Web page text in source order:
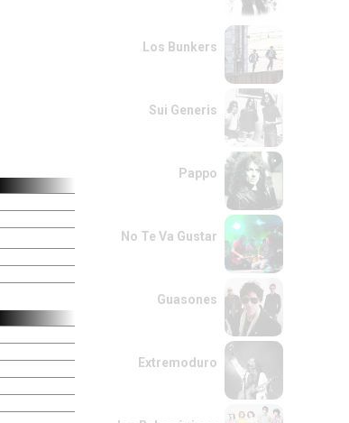
Los Bunkers
Sui Generis
Pappo
No Te Va Gustar
Guasones
Extremoduro